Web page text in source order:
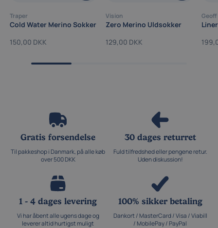
Traper
Cold Water Merino Sokker
150,00 DKK
Vision
Zero Merino Uldsokker
129,00 DKK
Gratis forsendelse
Til pakkeshop i Danmark, på alle køb
over 500 DKK
30 dages returret
Fuld tilfredshed eller pengene retur.
Uden diskussion!
1 - 4 dages levering
Vi har åbent alle ugens dage og
leverer altid hurtigst muligt
100% sikker betaling
Dankort / MasterCard / Visa / Viabill
/ MobilePay / PayPal